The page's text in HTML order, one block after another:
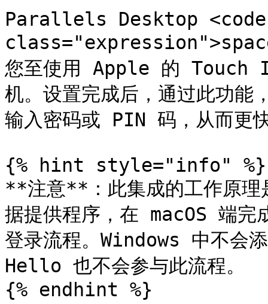
Parallels Desktop <code
您至使用 Apple 的 Touch
机。设置完成后，通过此功能
输入密码或 PIN 码，从而更
{% hint style="info" %}
**注意**：此集成的工作原
据提供程序，在 macOS 端完
登录流程。Windows 中不会
Hello 也不会参与此流程。
{% endhint %}